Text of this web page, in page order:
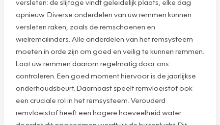
versleten: de slijtage vindt geleidelijk plaats, elke dag
opnieuw. Diverse onderdelen van uw remmen kunnen
versleten raken, zoals de remschoenen en
wielremcilinders. Alle onderdelen van het remsysteem
moeten in orde zijn om goed en veilig te kunnen remmen.
Laat uw remmen daarom regelmatig door ons
controleren. Een goed moment hiervoor is de jaarlijkse
onderhoudsbeurt. Daarnaast speelt remvloeistof ook
een cruciale rol in het remsysteem. Verouderd
remvloeistof heeft een hogere hoeveelheid water